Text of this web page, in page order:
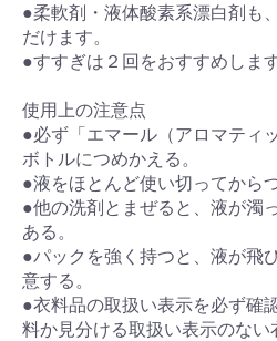
●柔軟剤・液体酸素系漂白剤も
だけます。
●すすぎは２回をおすすめします
使用上の注意点
●必ず「エマール（アロマティ
ボトルにつめかえる。
●液をほとんど使い切ってから
●他の洗剤とまぜると、液が濁
ある。
●パックを強く持つと、液が飛
意する。
●衣料品の取扱い表示を必ず確
料か見分ける取扱い表示のない